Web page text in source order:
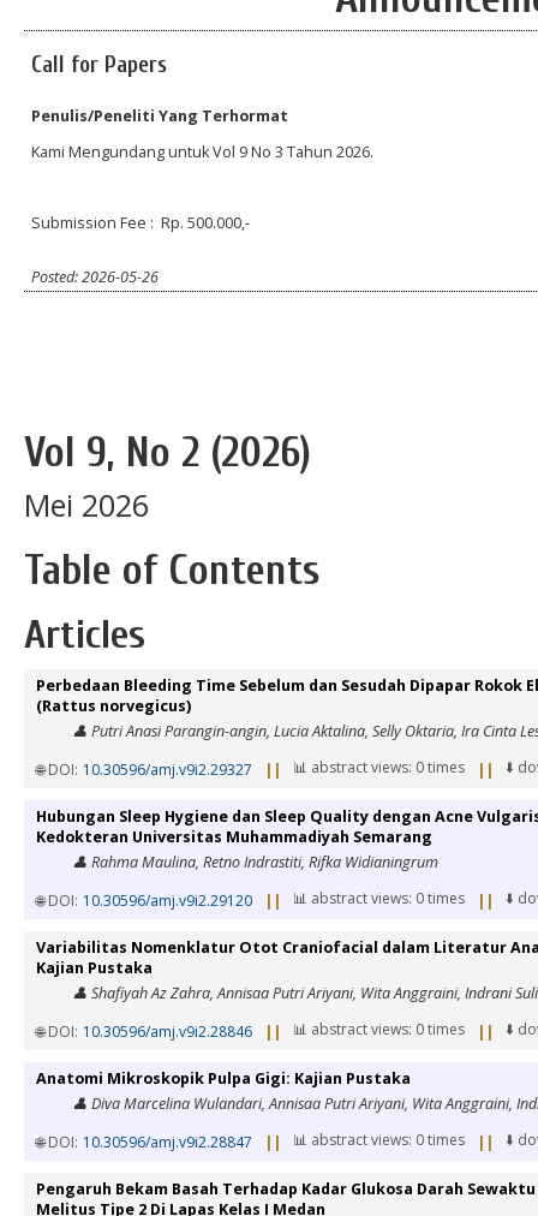
Call for Papers
Penulis/Peneliti Yang Terhormat
Kami Mengundang untuk Vol 9 No 3 Tahun 2026.
Submission Fee : Rp. 500.000,-
Posted: 2026-05-26
Vol 9, No 2 (2026)
Mei 2026
Table of Contents
Articles
Perbedaan Bleeding Time Sebelum dan Sesudah Dipapar Rokok
(Rattus norvegicus)
👤 Putri Anasi Parangin-angin, Lucia Aktalina, Selly Oktaria, Ira Cinta
🌐 DOI: 10.30596/amj.v9i2.29327 📊 abstract views: 0 times ⬇️
Hubungan Sleep Hygiene dan Sleep Quality dengan Acne
Kedokteran Universitas Muhammadiyah Semarang
👤 Rahma Maulina, Retno Indrastiti, Rifka Widianingrum
🌐 DOI: 10.30596/amj.v9i2.29120 📊 abstract views: 0 times ⬇️
Variabilitas Nomenklatur Otot Craniofacial dalam Literatur
Kajian Pustaka
👤 Shafiyah Az Zahra, Annisaa Putri Ariyani, Wita Anggraini, Indrani
🌐 DOI: 10.30596/amj.v9i2.28846 📊 abstract views: 0 times ⬇️
Anatomi Mikroskopik Pulpa Gigi: Kajian Pustaka
👤 Diva Marcelina Wulandari, Annisaa Putri Ariyani, Wita Anggraini,
🌐 DOI: 10.30596/amj.v9i2.28847 📊 abstract views: 0 times ⬇️
Pengaruh Bekam Basah Terhadap Kadar Glukosa Darah
Melitus Tipe 2 Di Lapas Kelas I Medan